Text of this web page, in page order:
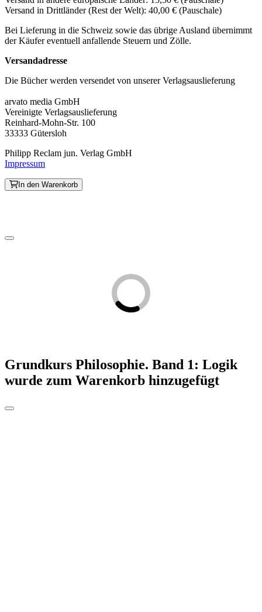
Versand in Drittländer (Rest der Welt): 40,00 € (Pauschale)
Bei Lieferung in die Schweiz sowie das übrige Ausland übernimmt
der Käufer eventuell anfallende Steuern und Zölle.
Versandadresse
Die Bücher werden versendet von unserer Verlagsauslieferung
arvato media GmbH
Vereinigte Verlagsauslieferung
Reinhard-Mohn-Str. 100
33333 Gütersloh
Philipp Reclam jun. Verlag GmbH
Impressum
In den Warenkorb
Grundkurs Philosophie. Band 1: Logik
wurde zum Warenkorb hinzugefügt